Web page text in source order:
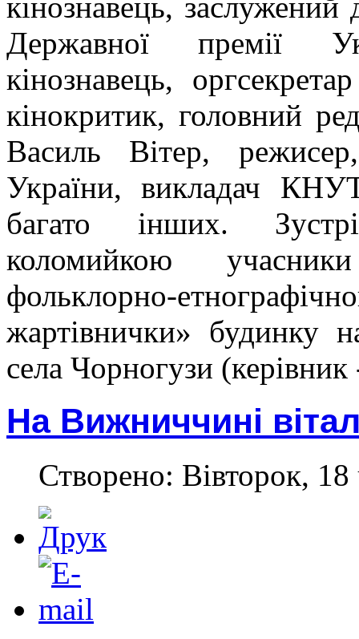
Державної премії
кінознавець,
кінокритик, головний
Василь Вітер,
України, викладач
багато інших.
коломийкою
фольклорно-
жартівнички» будинку
села Чорногузи
На Вижниччині
Створено: Вівторок,